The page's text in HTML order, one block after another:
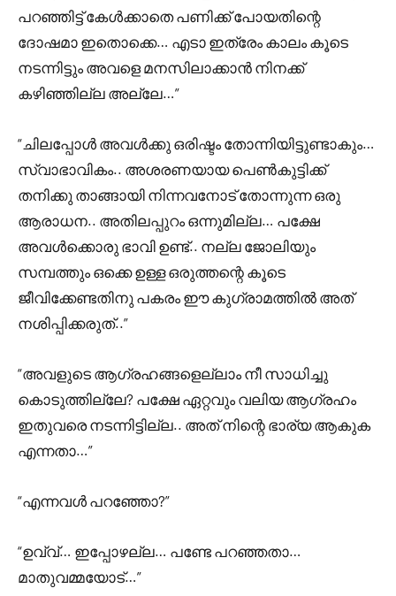
പറഞ്ഞിട്ട് കേൾക്കാതെ പണിക്ക് പോയതിന്റെ
ദോഷമാ ഇതൊക്കെ… എടാ ഇത്രേം കാലം കൂടെ
നടന്നിട്ടും അവളെ മനസിലാക്കാൻ നിനക്ക്
കഴിഞ്ഞില്ല അല്ലേ…”
“ചിലപ്പോൾ അവൾക്കു ഒരിഷ്ടം തോന്നിയിട്ടുണ്ടാകും…
സ്വാഭാവികം.. അശരണയായ പെൺകുട്ടിക്ക്
തനിക്കു താങ്ങായി നിന്നവനോട് തോന്നുന്ന ഒരു
ആരാധന.. അതിലപ്പുറം ഒന്നുമില്ല… പക്ഷേ
അവൾക്കൊരു ഭാവി ഉണ്ട്.. നല്ല ജോലിയും
സമ്പത്തും ഒക്കെ ഉള്ള ഒരുത്തന്റെ കൂടെ
ജീവിക്കേണ്ടതിനു പകരം ഈ കുഗ്രാമത്തിൽ അത്
നശിപ്പിക്കരുത്..”
“അവളുടെ ആഗ്രഹങ്ങളെല്ലാം നീ സാധിച്ചു
കൊടുത്തില്ലേ? പക്ഷേ ഏറ്റവും വലിയ ആഗ്രഹം
ഇതുവരെ നടന്നിട്ടില്ല.. അത് നിന്റെ ഭാര്യ ആകുക
എന്നതാ…”
“എന്നവൾ പറഞ്ഞോ?”
“ഉവ്വ്‌… ഇപ്പോഴല്ല… പണ്ടേ പറഞ്ഞതാ…
മാതുവമ്മയോട്…”